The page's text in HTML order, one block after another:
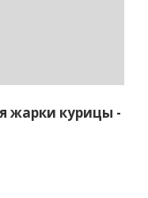
жарки курицы -